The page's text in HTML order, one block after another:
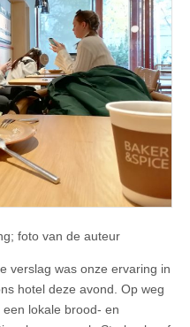
foto van de auteur
verslag was onze ervaring in
hotel deze avond. Op weg
lokale brood- en